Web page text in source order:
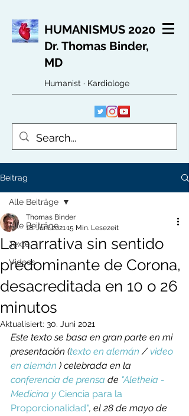
HUMANISMUS 2020
Dr. Thomas Binder,
MD
Humanist · Kardiologe
Beitrag
Alle Beiträge
Texte
Videos
Alle Beiträge
La narrativa sin sentido
predominante de Corona,
desacreditada en 10 o 26
minutos
Thomas Binder
18. Juni 202115 Min. Lesezeit
Aktualisiert: 30. Juni 2021
Este texto se basa en gran parte en mi
presentación (texto en alemán / video
en alemán ) celebrada en la
conferencia de prensa de "Aletheia -
Medicina y Ciencia para la
Proporcionalidad", el 28 de mayo de